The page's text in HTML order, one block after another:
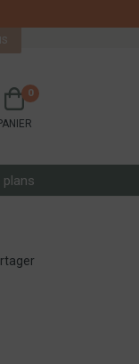
0
plans